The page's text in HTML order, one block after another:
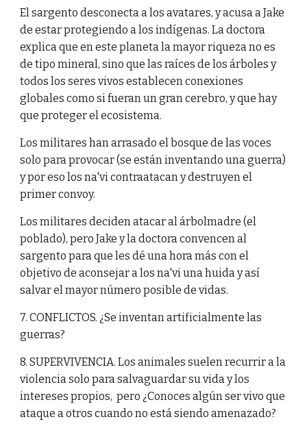
El sargento desconecta a los avatares, y acusa a Jake
de estar protegiendo a los indígenas. La doctora
explica que en este planeta la mayor riqueza no es
de tipo mineral, sino que las raíces de los árboles y
todos los seres vivos establecen conexiones
globales como si fueran un gran cerebro, y que hay
que proteger el ecosistema.
Los militares han arrasado el bosque de las voces
solo para provocar (se están inventando una guerra)
y por eso los na'vi contraatacan y destruyen el
primer convoy.
Los militares deciden atacar al árbolmadre (el
poblado), pero Jake y la doctora convencen al
sargento para que les dé una hora más con el
objetivo de aconsejar a los na'vi una huida y así
salvar el mayor número posible de vidas.
7. CONFLICTOS. ¿Se inventan artificialmente las
guerras?
8. SUPERVIVENCIA. Los animales suelen recurrir a la
violencia solo para salvaguardar su vida y los
intereses propios, pero ¿Conoces algún ser vivo que
ataque a otros cuando no está siendo amenazado?